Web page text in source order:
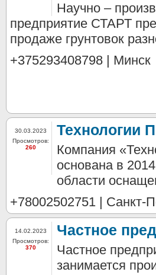
Научно –
предприятие СТАРТ
продаже грунтовок
+375293408798 | Минск
30.03.2023
Просмотров:
260
Технологии
Компания
основана в
области
+78002502751 | Санкт-
14.02.2023
Просмотров:
370
Частное
Частное
занимается